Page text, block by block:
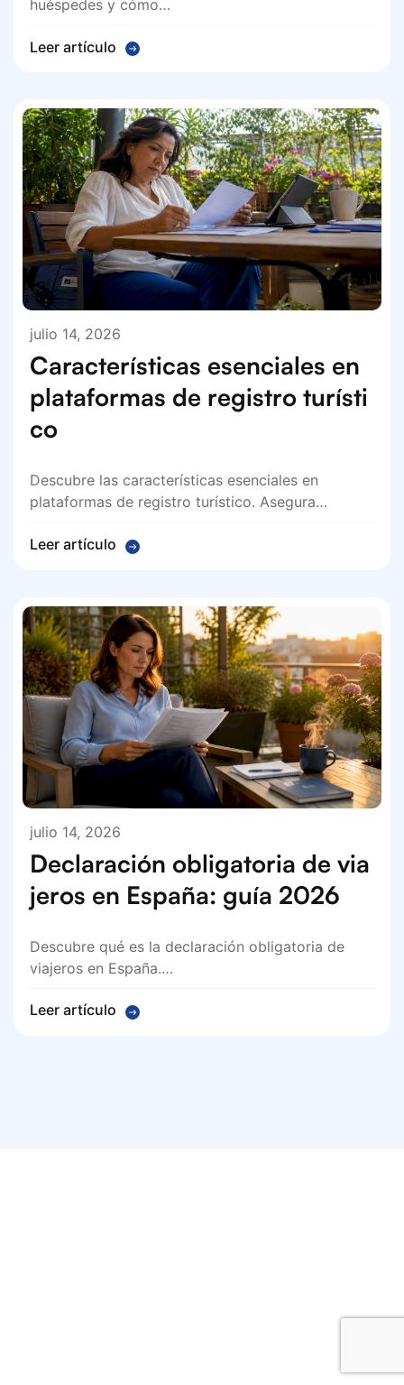
huéspedes y cómo…
Leer artículo
julio 14, 2026
Características esenciales en
plataformas de registro turísti
co
Descubre las características esenciales en
plataformas de registro turístico. Asegura…
Leer artículo
julio 14, 2026
Declaración obligatoria de via
jeros en España: guía 2026
Descubre qué es la declaración obligatoria de
viajeros en España.…
Leer artículo